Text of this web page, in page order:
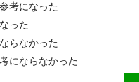
考になった
った
らなかった
にならなかった